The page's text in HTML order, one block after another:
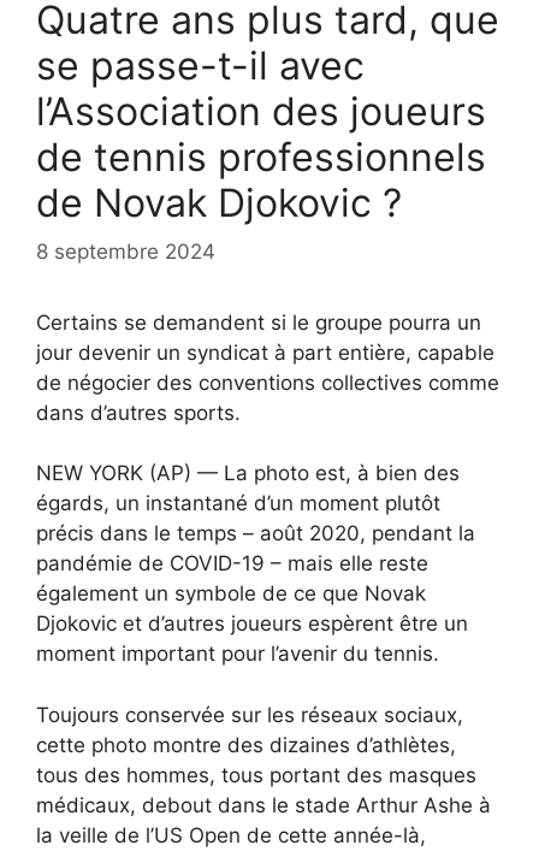
Quatre ans plus tard, que
se passe-t-il avec
l’Association des joueurs
de tennis professionnels
de Novak Djokovic ?
8 septembre 2024
Certains se demandent si le groupe pourra un
jour devenir un syndicat à part entière, capable
de négocier des conventions collectives comme
dans d’autres sports.
NEW YORK (AP) — La photo est, à bien des
égards, un instantané d’un moment plutôt
précis dans le temps – août 2020, pendant la
pandémie de COVID-19 – mais elle reste
également un symbole de ce que Novak
Djokovic et d’autres joueurs espèrent être un
moment important pour l’avenir du tennis.
Toujours conservée sur les réseaux sociaux,
cette photo montre des dizaines d’athlètes,
tous des hommes, tous portant des masques
médicaux, debout dans le stade Arthur Ashe à
la veille de l’US Open de cette année-là,